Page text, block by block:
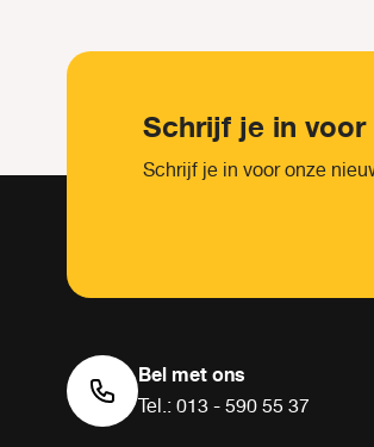
Schrijf je in
Schrijf je in voor onze
Bel met ons
Tel.: 013 - 590 55 37